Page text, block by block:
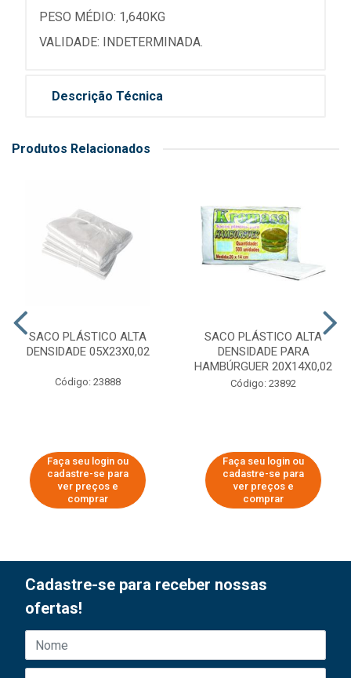
PESO MÉDIO: 1,640KG
VALIDADE: INDETERMINADA.
Descrição Técnica
Produtos Relacionados
SACO PLÁSTICO ALTA
DENSIDADE 05X23X0,02
Código: 23888
Faça seu login ou
cadastre-se para
ver preços e
comprar
SACO PLÁSTICO ALTA
DENSIDADE PARA
HAMBÚRGUER 20X14X0,02
Código: 23892
Faça seu login ou
cadastre-se para
ver preços e
comprar
Cadastre-se para receber nossas
ofertas!